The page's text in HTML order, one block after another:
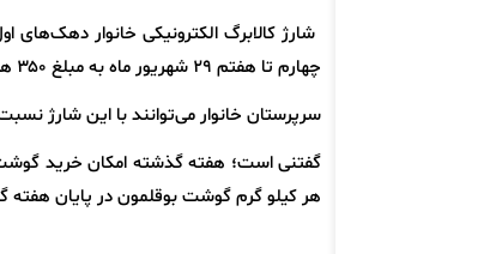
چهارم تا هفتم ۲۹ شهریور ماه به مبلغ ۳۵۰ هزار تومان انجام شد.
سرپرستان خانوار می‌توانند با این شارژ
هر کیلو گرم گوشت بوقلمون در پایان هفته گذشته حدود ۱۸۰ هزار تومان در بازار